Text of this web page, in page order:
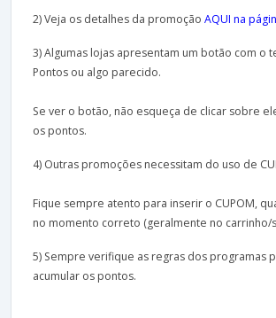
2) Veja os detalhes da promoção AQUI na
3) Algumas lojas apresentam um botão com o
Pontos ou algo parecido.
Se ver o botão, não esqueça de clicar sobre
os pontos.
4) Outras promoções necessitam do uso de
Fique sempre atento para inserir o CUPOM,
no momento correto (geralmente no carrinho/
5) Sempre verifique as regras dos programas
acumular os pontos.